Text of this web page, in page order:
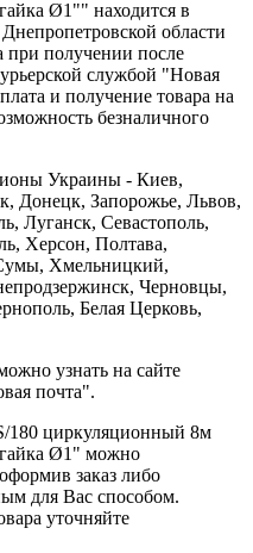
Ø1"" находится в
области
при получении после
службой "Новая
и получение товара на
безналичного
Украины - Киев,
Донецк, Запорожье, Львов,
Луганск, Севастополь,
Херсон, Полтава,
Хмельницкий,
Черновцы,
Белая Церковь,
узнать на сайте
почта".
180 циркуляционный 8м
Ø1" можно
заказ либо
для Вас способом.
уточняйте